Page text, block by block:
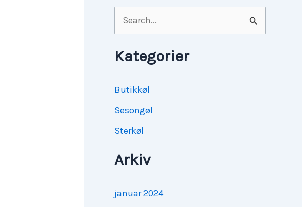
ø
k
t
t
:
Kategorier
Butikkøl
Sesongøl
Sterkøl
Arkiv
januar 2024